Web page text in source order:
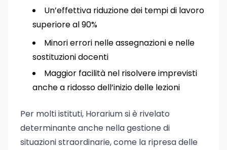
Un’effettiva riduzione dei tempi di lavoro
superiore al 90%
Minori errori nelle assegnazioni e nelle
sostituzioni docenti
Maggior facilità nel risolvere imprevisti
anche a ridosso dell’inizio delle lezioni
Per molti istituti, Horarium si è rivelato
determinante anche nella gestione di
situazioni straordinarie, come la ripresa delle